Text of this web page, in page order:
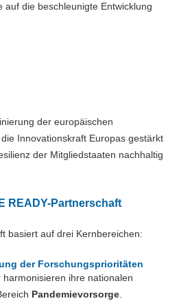
auf die beschleunigte Entwicklung
der europäischen
Innovationskraft Europas gestärkt
der Mitgliedstaaten nachhaltig
READY-Partnerschaft
basiert auf drei Kernbereichen:
der Forschungsprioritäten
ihre nationalen
Pandemievorsorge.